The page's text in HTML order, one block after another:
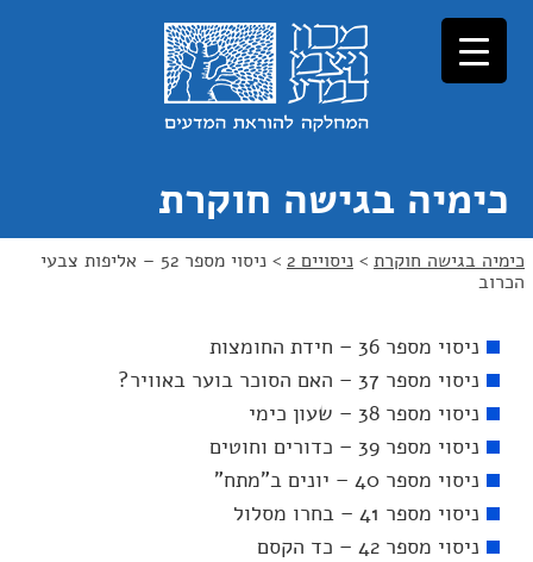
כימיה בגישה חוקרת
כימיה בגישה חוקרת > ניסויים 2 >
ניסוי מספר 52 – אליפות צבעי
הכרוב
ניסוי מספר 36 – חידת החומצות
ניסוי מספר 37 – האם הסוכר בוער באוויר?
ניסוי מספר 38 – שעון כימי
ניסוי מספר 39 – כדורים וחוטים
ניסוי מספר 40 – יונים ב"מתח"
ניסוי מספר 41 – בחרו מסלול
ניסוי מספר 42 – כד הקסם